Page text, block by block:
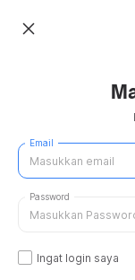
close
Email
Password
Ingat login saya